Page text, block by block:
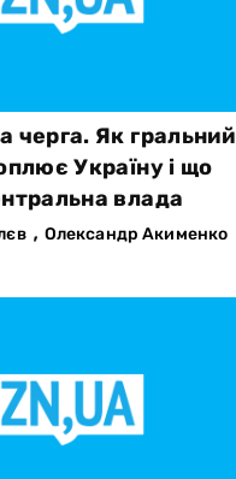
черга. Як гральний
Україну і що
влада
, Олександр Акименко